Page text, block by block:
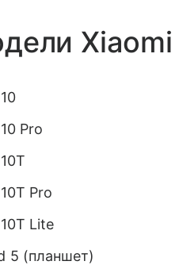
Xiaomi
Pro
Pro
Lite
5 (планшет)